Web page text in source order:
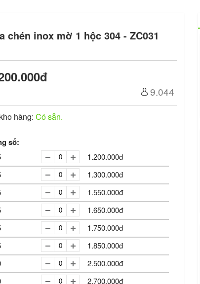
chén inox mờ 1 hộc 304 - ZC031
9.044
hàng:Có sẵn.
số:
- +
1.200.000đ
- +
1.300.000đ
- +
1.550.000đ
- +
1.650.000đ
- +
1.750.000đ
1.850.000đ
2.500.000đ
2.700.000đ